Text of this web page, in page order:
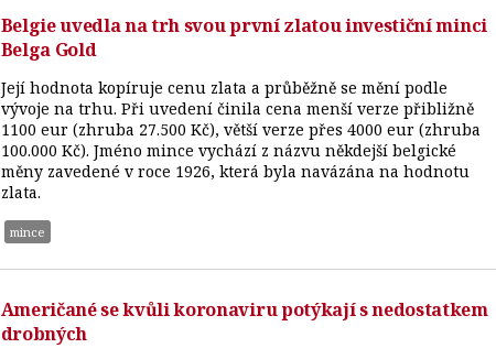
Belgie uvedla na trh svou první zlatou investiční minci
Belga Gold
Její hodnota kopíruje cenu zlata a průběžně se mění podle
vývoje na trhu. Při uvedení činila cena menší verze přibližně
1100 eur (zhruba 27.500 Kč), větší verze přes 4000 eur (zhruba
100.000 Kč). Jméno mince vychází z názvu někdejší belgické
měny zavedené v roce 1926, která byla navázána na hodnotu
zlata.
mince
Američané se kvůli koronaviru potýkají s nedostatkem
drobných